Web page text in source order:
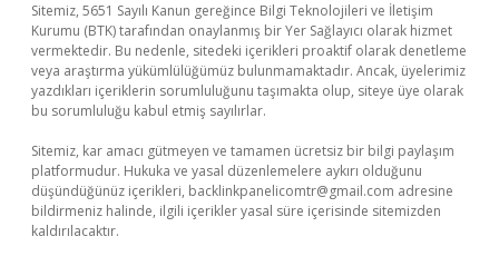
Sitemiz, 5651 Sayılı Kanun gereğince Bilgi Teknolojileri ve İletişim
Kurumu (BTK) tarafından onaylanmış bir Yer Sağlayıcı olarak hizmet
vermektedir. Bu nedenle, sitedeki içerikleri proaktif olarak denetleme
veya araştırma yükümlülüğümüz bulunmamaktadır. Ancak, üyelerimiz
yazdıkları içeriklerin sorumluluğunu taşımakta olup, siteye üye olarak
bu sorumluluğu kabul etmiş sayılırlar.
Sitemiz, kar amacı gütmeyen ve tamamen ücretsiz bir bilgi paylaşım
platformudur. Hukuka ve yasal düzenlemelere aykırı olduğunu
düşündüğünüz içerikleri, backlinkpanelicomtr@gmail.com adresine
bildirmeniz halinde, ilgili içerikler yasal süre içerisinde sitemizden
kaldırılacaktır.